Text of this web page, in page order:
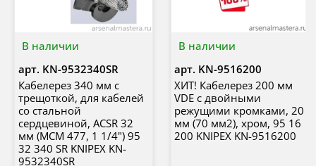
В наличии
арт. KN-9532340SR
Кабелерез 340 мм c
трещоткой, для кабелей
со стальной
сердцевиной, ACSR 32
мм (MCM 477, 1 1/4") 95
32 340 SR KNIPEX KN-
9532340SR
В наличии
арт. KN-9516200
ХИТ! Кабелерез 200 мм
VDE с двойными
режущими кромками, 20
мм (70 мм2), хром, 95 16
200 KNIPEX KN-9516200